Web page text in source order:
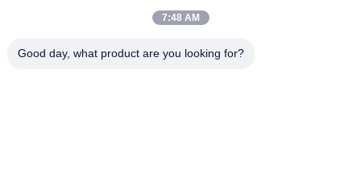
8.0 Meter 3300 XL 11Mm GE Bently Nevada Vibrationssonde
7:48 AM
Good day, what product are you looking for?